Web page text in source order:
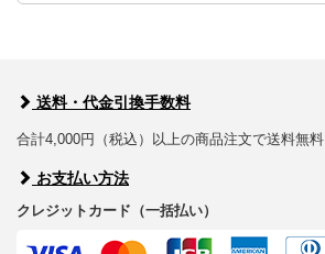
送料・代金引換手数料
合計4,000円（税込）以上の商品注文で送料無料
お支払い方法
クレジットカード（一括払い）